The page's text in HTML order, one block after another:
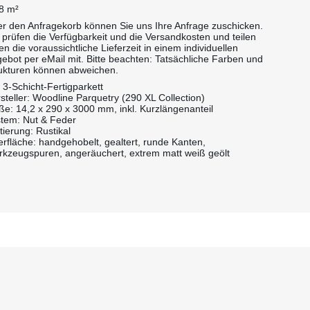
m²
den Anfragekorb können Sie uns Ihre Anfrage zuschicken.
prüfen die Verfügbarkeit und die Versandkosten und teilen
die voraussichtliche Lieferzeit in einem individuellen
per eMail mit. Bitte beachten: Tatsächliche Farben und
können abweichen.
3-Schicht-Fertigparkett
Woodline Parquetry (290 XL Collection)
14,2 x 290 x 3000 mm, inkl. Kurzlängenanteil
Nut & Feder
Rustikal
handgehobelt, gealtert, runde Kanten,
angeräuchert, extrem matt weiß geölt